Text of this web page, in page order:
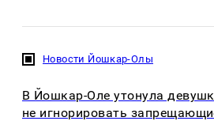
Новости Йошкар-Олы
В Йошкар-Оле утонула
не игнорировать